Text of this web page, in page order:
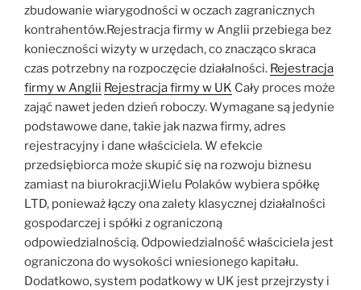
zbudowanie wiarygodności w oczach zagranicznych
kontrahentów.Rejestracja firmy w Anglii przebiega bez
konieczności wizyty w urzędach, co znacząco skraca
czas potrzebny na rozpoczęcie działalności. Rejestracja
firmy w Anglii Rejestracja firmy w UK Cały proces może
zająć nawet jeden dzień roboczy. Wymagane są jedynie
podstawowe dane, takie jak nazwa firmy, adres
rejestracyjny i dane właściciela. W efekcie
przedsiębiorca może skupić się na rozwoju biznesu
zamiast na biurokracji.Wielu Polaków wybiera spółkę
LTD, ponieważ łączy ona zalety klasycznej działalności
gospodarczej i spółki z ograniczoną
odpowiedzialnością. Odpowiedzialność właściciela jest
ograniczona do wysokości wniesionego kapitału.
Dodatkowo, system podatkowy w UK jest przejrzysty i